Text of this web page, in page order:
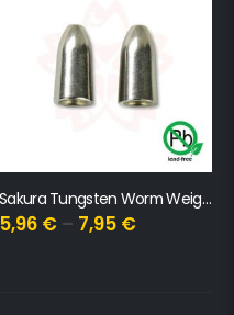
Sakura Tungsten Worm Weight
5,96 € – 7,95 €